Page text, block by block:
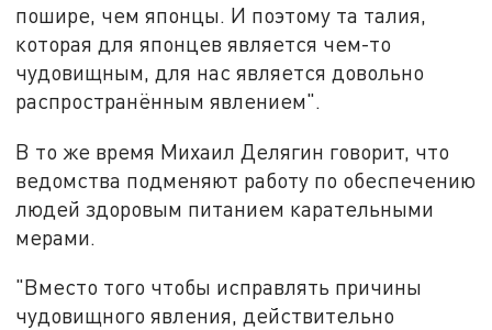
пошире, чем японцы. И поэтому та талия,
которая для японцев является чем-то
чудовищным, для нас является довольно
распространённым явлением".
В то же время Михаил Делягин говорит, что
ведомства подменяют работу по обеспечению
людей здоровым питанием карательными
мерами.
"Вместо того чтобы исправлять причины
чудовищного явления, действительно